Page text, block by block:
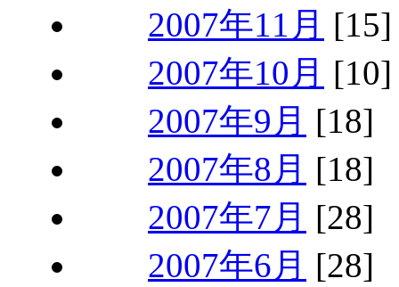
2007年11月 [15]
2007年10月 [10]
2007年9月 [18]
2007年8月 [18]
2007年7月 [28]
2007年6月 [28]